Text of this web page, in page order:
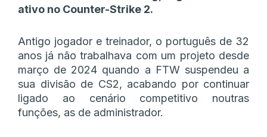
ativo no Counter-Strike 2.
Antigo jogador e treinador, o português de 32
anos já não trabalhava com um projeto desde
março de 2024 quando a FTW suspendeu a
sua divisão de CS2, acabando por continuar
ligado ao cenário competitivo noutras
funções, as de administrador.